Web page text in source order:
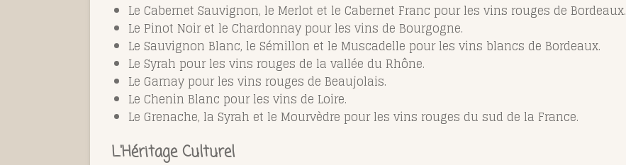
Le Cabernet Sauvignon, le Merlot et le Cabernet Franc pour les vins rouges de Bordeaux.
Le Pinot Noir et le Chardonnay pour les vins de Bourgogne.
Le Sauvignon Blanc, le Sémillon et le Muscadelle pour les vins blancs de Bordeaux.
Le Syrah pour les vins rouges de la vallée du Rhône.
Le Gamay pour les vins rouges de Beaujolais.
Le Chenin Blanc pour les vins de Loire.
Le Grenache, la Syrah et le Mourvèdre pour les vins rouges du sud de la France.
L'Héritage Culturel